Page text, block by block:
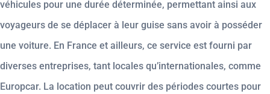
véhicules pour une durée déterminée, permettant ainsi aux
voyageurs de se déplacer à leur guise sans avoir à posséder
une voiture. En France et ailleurs, ce service est fourni par
diverses entreprises, tant locales qu’internationales, comme
Europcar. La location peut couvrir des périodes courtes pour